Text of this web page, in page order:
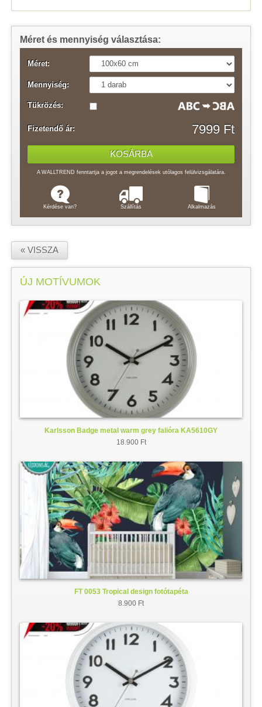
Méret és mennyiség választása:
Méret:
Mennyiség:
Tükrözés:
Fizetendő ár: 7999 Ft
A WALLTREND fenntartja a jogot a megrendelések utólagos felülvizsgálatára.
Kérdése van? Szállítás Alkalmazás
« VISSZA
ÚJ MOTÍVUMOK
Karlsson Badge metal warm grey falióra KA5610GY
18.900 Ft
FT 0053 Tropical design fotótapéta
8.900 Ft